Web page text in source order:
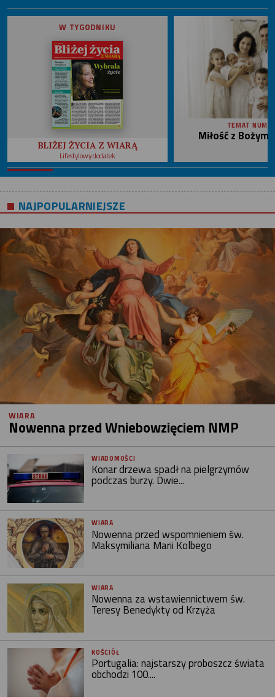
W TYGODNIKU
BLIŻEJ ŻYCIA Z WIARĄ
Lifestylowy dodatek
TEMAT
Miłość z
NAJPOPULARNIEJSZE
WIARA
Nowenna przed Wniebowzięciem NMP
WIADOMOŚCI
Konar drzewa spadł na pielgrzymów
podczas burzy. Dwie...
WIARA
Nowenna przed wspomnieniem św.
Maksymiliana Marii Kolbego
WIARA
Nowenna za wstawiennictwem św.
Teresy Benedykty od Krzyża
KOŚCIÓŁ
Portugalia: najstarszy proboszcz świata
obchodzi 100....